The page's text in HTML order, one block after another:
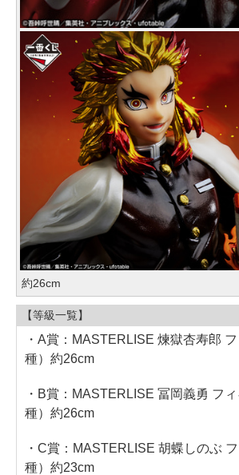
約26cm
【等級一覧】
・A賞：MASTERLISE 煉獄杏寿郎
種）約26cm
・B賞：MASTERLISE 冨岡義勇 フ
種）約26cm
・C賞：MASTERLISE 胡蝶しのぶ
種）約23cm